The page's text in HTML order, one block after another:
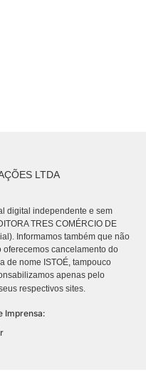
LTDA
digital independente e sem
TRES COMÉRCIO DE
Informamos também que não
cancelamento do
de nome ISTOÉ, tampouco
apenas pelo
respectivos sites.
Imprensa: